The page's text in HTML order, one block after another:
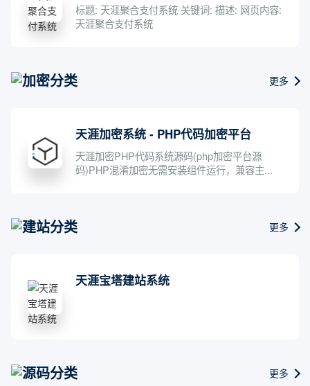
标题: 天涯聚合支付系统 关键词: 描述: 网页内容:
天涯聚合支付系统
加密分类 更多
天涯加密系统 - PHP代码加密平台
天涯加密PHP代码系统源码(php加密平台源
码)PHP混淆加密无需安装组件运行，兼容主...
建站分类 更多
天涯宝塔建站系统
源码分类 更多